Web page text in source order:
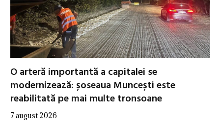
O arteră importantă a capitalei se
modernizează: șoseaua Muncești este
reabilitată pe mai multe tronsoane
7 august 2026